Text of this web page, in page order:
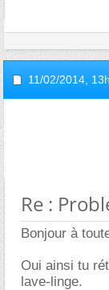
11/02/2014,
Re :
Bonjour à
Oui ainsi tu
lave-linge.